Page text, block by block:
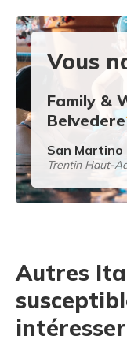
Vous
Family &
Belvedere
San
Trentin Haut-
Autres
intéresser